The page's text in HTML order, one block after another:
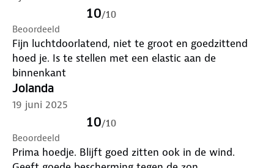
10/10
Beoordeeld
Fijn luchtdoorlatend, niet te groot en goedzittend
hoed je. Is te stellen met een elastic aan de
binnenkant
Jolanda
19 juni 2025
10/10
Beoordeeld
Prima hoedje. Blijft goed zitten ook in de wind.